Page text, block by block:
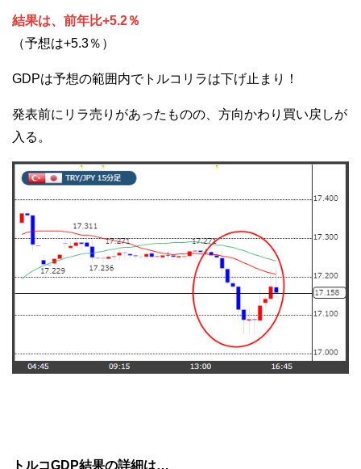
結果は、前年比+5.2％
（予想は+5.3％）
GDPは予想の範囲内でトルコリラは下げ止まり！
発表前にリラ売りがあったものの、方向かわり買い戻しが
入る。
トルコGDP結果の詳細は…